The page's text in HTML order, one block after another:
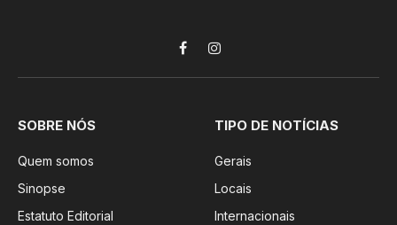
FacebookInstagram
SOBRE NÓS
Quem somos
Sinopse
Estatuto Editorial
TIPO DE NOTÍCIAS
Gerais
Locais
Internacionais